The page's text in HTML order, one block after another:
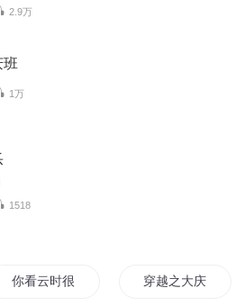
2.9万
班
1万
1518
你看云时很近 穿越之大庆帝国